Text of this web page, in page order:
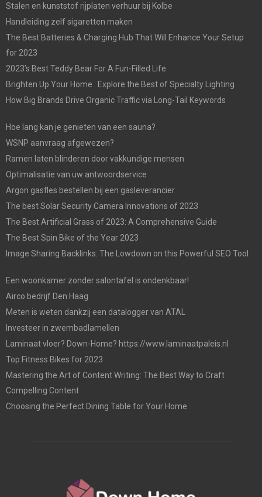
Stalen en kunststof rijplaten verhuur bij Kolbe
Handleiding zelf sigaretten maken
The Best Batteries & Charging Hub That Will Enhance Your Setup
for 2023
2023’s Best Teddy Bear For A Fun-Filled Life
Brighten Up Your Home : Explore the Best of Specialty Lighting
How Big Brands Drive Organic Traffic via Long-Tail Keywords
Hoe lang kan je genieten van een sauna?
WSNP aanvraag afgewezen?
Ramen laten blinderen door vakkundige mensen
Optimalisatie van uw antwoordservice
Argon gasfles bestellen bij een gasleverancier
The best Solar Security Camera Innovations of 2023
The Best Artificial Grass of 2023: A Comprehensive Guide
The Best Spin Bike of the Year 2023
Image Sharing Backlinks: The Lowdown on this Powerful SEO Tool
Een woonkamer zonder salontafel is ondenkbaar!
Airco bedrijf Den Haag
Meten is weten dankzij een datalogger van ATAL
Investeer in zwembadlamellen
Laminaat vloer? Down-Home? https://www.laminaatpaleis.nl
Top Fitness Bikes for 2023
Mastering the Art of Content Writing: The Best Way to Craft
Compelling Content
Choosing the Perfect Dining Table for Your Home